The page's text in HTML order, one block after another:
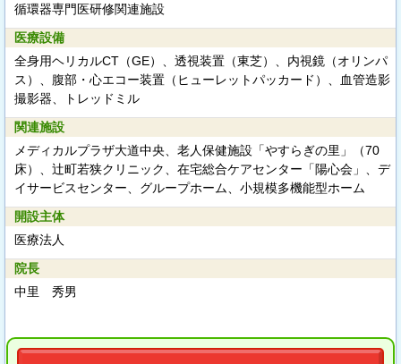
循環器専門医研修関連施設
医療設備
全身用ヘリカルCT（GE）、透視装置（東芝）、内視鏡（オリンパ
ス）、腹部・心エコー装置（ヒューレットパッカード）、血管造影
撮影器、トレッドミル
関連施設
メディカルプラザ大道中央、老人保健施設「やすらぎの里」（70
床）、辻町若狭クリニック、在宅総合ケアセンター「陽心会」、デ
イサービスセンター、グループホーム、小規模多機能型ホーム
開設主体
医療法人
院長
中里 秀男